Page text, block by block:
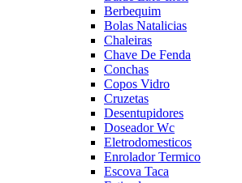
Berbequim
Bolas Natalicias
Chaleiras
Chave De Fenda
Conchas
Copos Vidro
Cruzetas
Desentupidores
Doseador Wc
Eletrodomesticos
Enrolador Termico
Escova Taca